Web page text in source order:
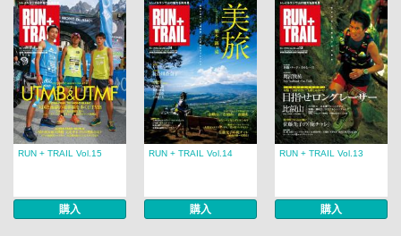
RUN + TRAIL Vol.15
購入
RUN + TRAIL Vol.14
購入
RUN + TRAIL Vol.13
購入